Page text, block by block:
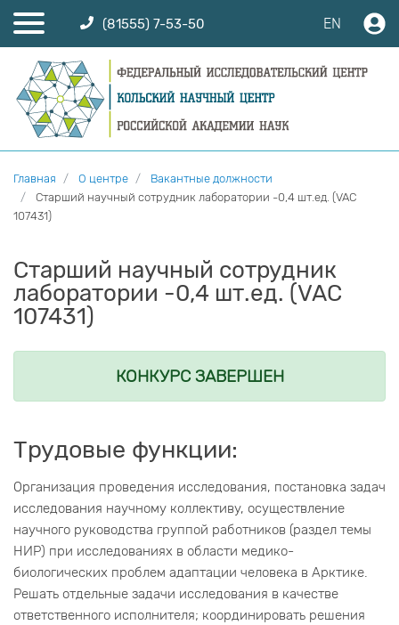
(81555) 7-53-50 EN
Главная О центре
Вакантные должности
Старший научный сотрудник лаборатории -0,4 шт.ед. (VAC
107431)
Старший научный сотрудник
лаборатории -0,4 шт.ед. (VAC
107431)
КОНКУРС ЗАВЕРШЕН
Трудовые функции:
Организация проведения исследования, постановка задач
исследования научному коллективу, осуществление
научного руководства группой работников (раздел темы
НИР) при исследованиях в области медико-
биологических проблем адаптации человека в Арктике.
Решать отдельные задачи исследования в качестве
ответственного исполнителя; координировать решения